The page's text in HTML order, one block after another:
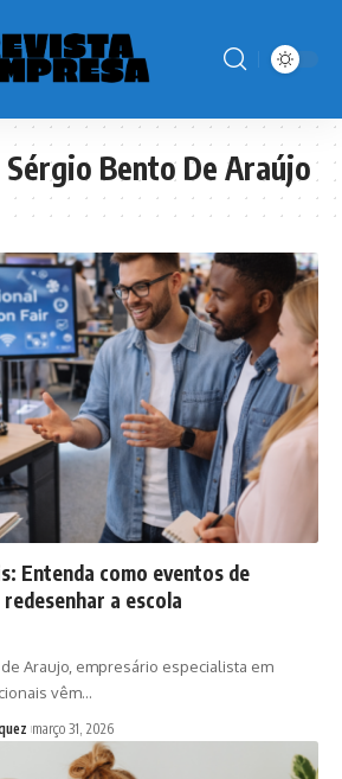
Sérgio Bento De Araújo
Entenda como eventos de
a escola
Araujo, empresário especialista em
vêm…
março 31, 2026